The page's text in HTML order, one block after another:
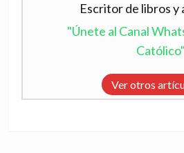
Escritor de libros y
"Únete al Canal
Católico"
Ver otros